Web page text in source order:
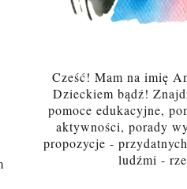
Cześć! Mam na imię
Dzieckiem bądź!
pomoce edukacyjne,
aktywności, porady
propozycje -
ludźmi -